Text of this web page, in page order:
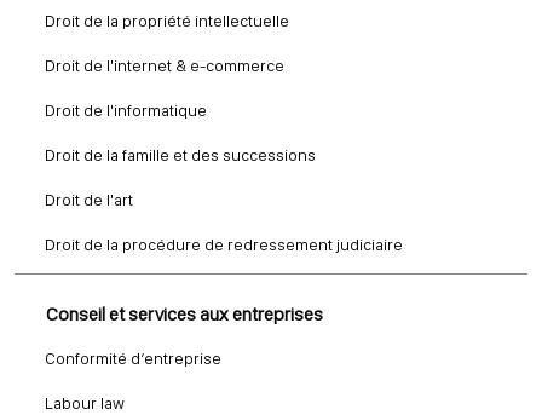
Droit de la propriété intellectuelle
Droit de l'internet & e-commerce
Droit de l'informatique
Droit de la famille et des successions
Droit de l'art
Droit de la procédure de redressement judiciaire
Conseil et services aux entreprises
Conformité d’entreprise
Labour law